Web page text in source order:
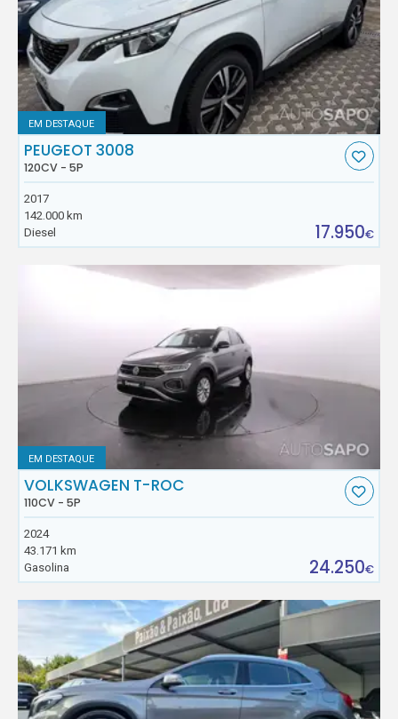
EM DESTAQUE
PEUGEOT 3008
120CV - 5P
2017
142.000 km
Diesel
17.950€
EM DESTAQUE
VOLKSWAGEN T-ROC
110CV - 5P
2024
43.171 km
Gasolina
24.250€